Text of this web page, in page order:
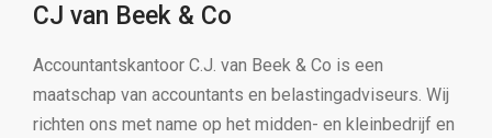
CJ van Beek & Co
Accountantskantoor C.J. van Beek & Co is een
maatschap van accountants en belastingadviseurs. Wij
richten ons met name op het midden- en kleinbedrijf en